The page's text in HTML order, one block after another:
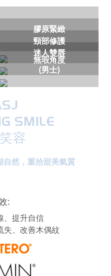
膠原緊緻
頸部修護
迷人雙唇
無瑕角度
(男士)
SMILE
容
自然，重拾甜美氣質
:
、提升自信
失、改善木偶紋